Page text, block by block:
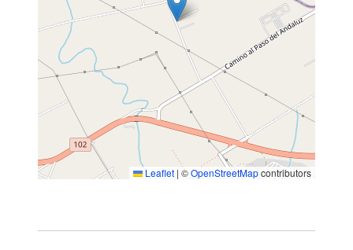
Leaflet | ©OpenStreetMapcontributors